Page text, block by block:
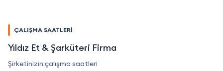
ÇALIŞMA SAATLERİ
Yıldız Et & Şarküteri Firma
Şirketinizin çalışma saatleri